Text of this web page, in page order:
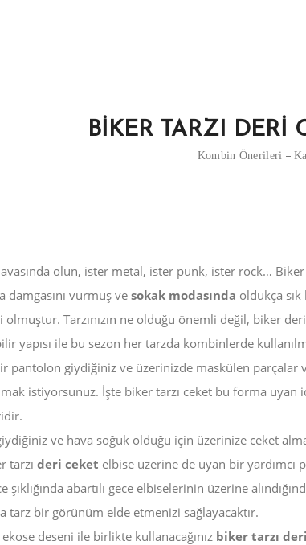
BİKER TARZI DERİ
Kombin Önerileri
olun, ister metal, ister punk, ister rock… Biker
damgasını vurmuş ve sokak modasında oldukça sık
Tarzınızın ne olduğu önemli değil, biker
yapısı ile bu sezon her tarzda kombinlerde
pantolon giydiğiniz ve üzerinizde maskülen parçalar
istiyorsunuz. İşte biker tarzı ceket bu forma uyan
ve hava soğuk olduğu için üzerinize ceket
tarzı deri ceket elbise üzerine de uyan bir yardımcı
şıklığında abartılı gece elbiselerinin üzerine
tarz bir görünüm elde etmenizi sağlayacaktır.
deseni ile birlikte kullanacağınız biker tarzı